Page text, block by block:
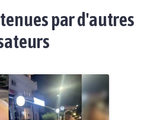
par d'autres